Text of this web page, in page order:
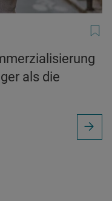
als die